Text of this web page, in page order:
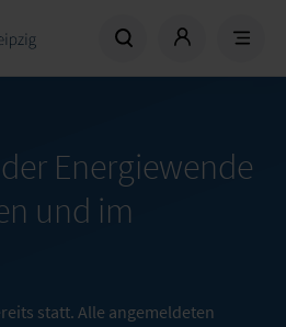
Energiewende
und im
statt. Alle angemeldeten